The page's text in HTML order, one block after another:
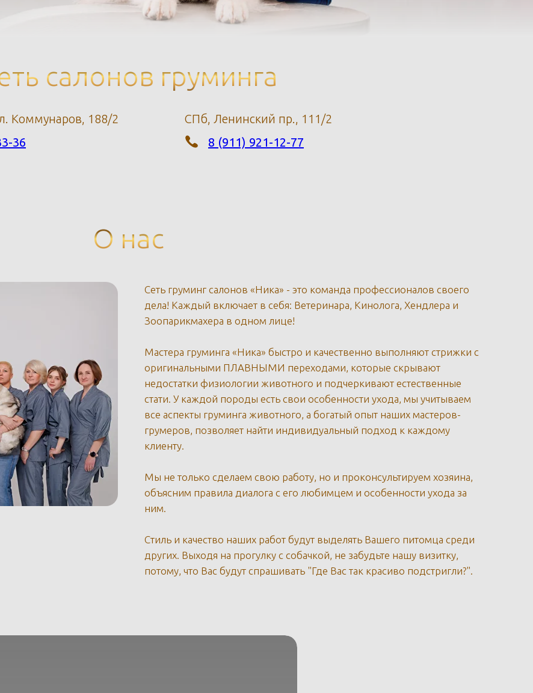
салонов груминга
СПб, Ленинский пр., 111/2
Коммунаров, 188/2
8 (911) 921-12-77
36
О нас
Сеть груминг салонов «Ника» - это команда профессионалов своего
дела! Каждый включает в себя: Ветеринара, Кинолога, Хендлера и
Зоопарикмахера в одном лице!
Мастера груминга «Ника» быстро и качественно выполняют стрижки с
оригинальными ПЛАВНЫМИ переходами, которые скрывают
недостатки физиологии животного и подчеркивают естественные
стати. У каждой породы есть свои особенности ухода, мы учитываем
все аспекты груминга животного, а богатый опыт наших мастеров-
грумеров, позволяет найти индивидуальный подход к каждому
клиенту.
Мы не только сделаем свою работу, но и проконсультируем хозяина,
объясним правила диалога с его любимцем и особенности ухода за
ним.
Стиль и качество наших работ будут выделять Вашего питомца среди
других. Выходя на прогулку с собачкой, не забудьте нашу визитку,
потому, что Вас будут спрашивать "Где Вас так красиво подстригли?".